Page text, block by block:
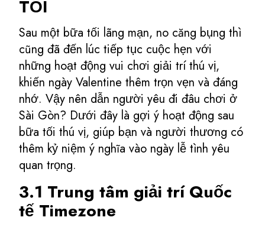
TỐI
Sau một bữa tối lãng mạn, no căng bụng thì
cũng đã đến lúc tiếp tục cuộc hẹn với
những hoạt động vui chơi giải trí thú vị,
khiến ngày Valentine thêm trọn vẹn và đáng
nhớ. Vậy nên dẫn người yêu đi đâu chơi ở
Sài Gòn? Dưới đây là gợi ý hoạt động sau
bữa tối thú vị, giúp bạn và người thương có
thêm kỷ niệm ý nghĩa vào ngày lễ tình yêu
quan trọng.
3.1 Trung tâm giải trí Quốc
tế Timezone